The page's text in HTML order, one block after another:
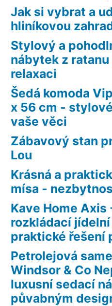
Jak si vybrat a
hliníkovou
Stylový a
nábytek z
relaxaci
Šedá komoda
x 56 cm -
vaše věci
Zábavový stan
Lou
Krásná a
mísa -
Kave Home
rozkládací
praktické řešení
Petrolejová
Windsor & Co
luxusní sedací
půvabným